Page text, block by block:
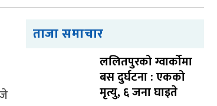
ताजा समाचार
ललितपुरको ग्वार्कोमा
बस दुर्घटना : एकको
मृत्यु, ६ जना घाइते